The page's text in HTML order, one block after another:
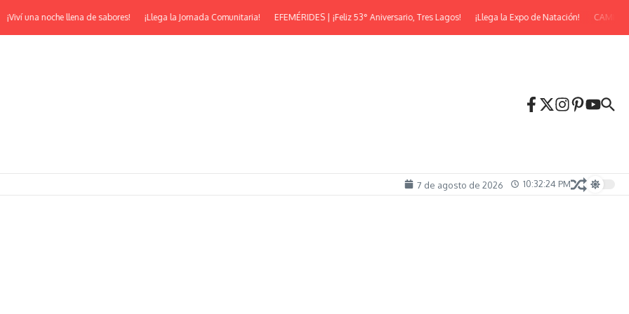
llena de sabores! ¡Llega la Jornada Comunitaria! EFEMÉRIDES | ¡Feliz 53° Aniversario, Tres Lagos! ¡Llega la Expo de Natación! CAMINATA
7 de agosto de 2026 10:32:27 PM